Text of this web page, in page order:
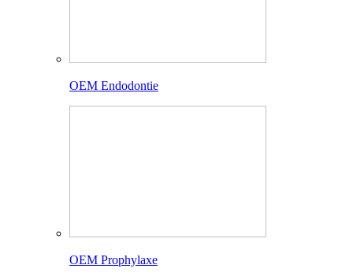
OEM Endodontie
OEM Prophylaxe